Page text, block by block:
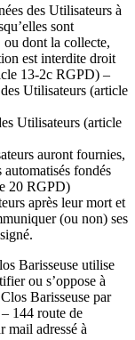
des Utilisateurs à
sont
ou dont la collecte,
est interdite droit
13-2c RGPD) –
Utilisateurs (article
Utilisateurs (article
auront fournies,
automatisés fondés
20 RGPD)
après leur mort et
(ou non) ses
Barisseuse utilise
ou s’oppose à
Barisseuse par
144 route de
mail adressé à